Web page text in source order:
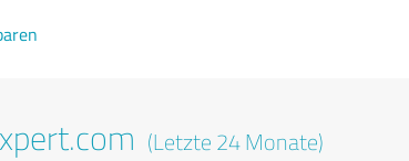
(Letzte 24 Monate)